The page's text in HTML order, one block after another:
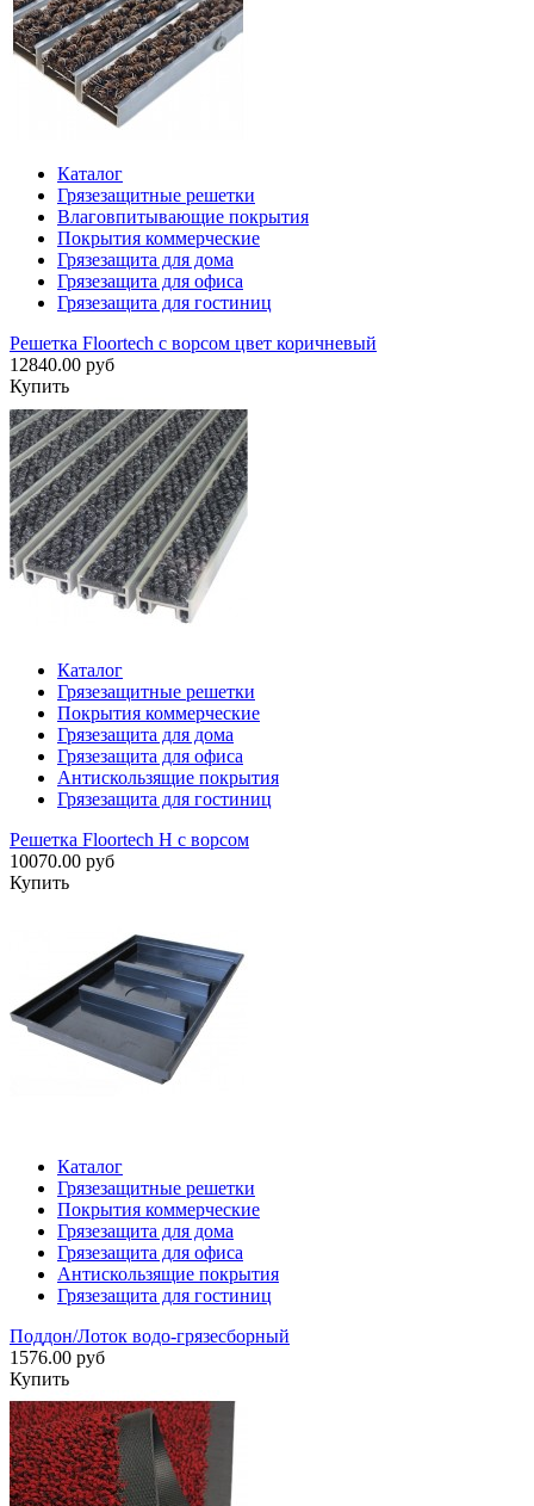
Каталог
Грязезащитные решетки
Влаговпитывающие покрытия
Покрытия коммерческие
Грязезащита для дома
Грязезащита для офиса
Грязезащита для гостиниц
Решетка Floortech с ворсом цвет коричневый
12840.00 руб
Купить
Каталог
Грязезащитные решетки
Покрытия коммерческие
Грязезащита для дома
Грязезащита для офиса
Антискользящие покрытия
Грязезащита для гостиниц
Решетка Floortech H с ворсом
10070.00 руб
Купить
Каталог
Грязезащитные решетки
Покрытия коммерческие
Грязезащита для дома
Грязезащита для офиса
Антискользящие покрытия
Грязезащита для гостиниц
Поддон/Лоток водо-грязесборный
1576.00 руб
Купить